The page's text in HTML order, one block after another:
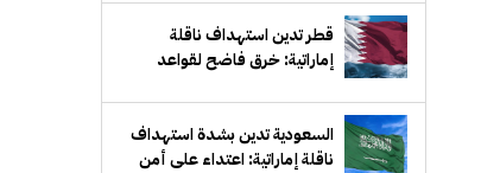
قطر تدين استهداف ناقلة
إماراتية: خرق فاضح لقواعد
السعودية تدين بشدة استهداف
ناقلة إماراتية: اعتداء على أمن